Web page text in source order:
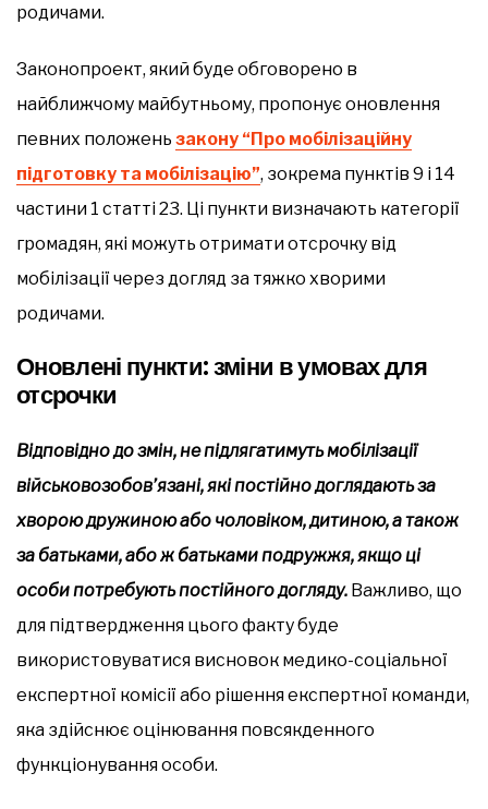
родичами.
Законопроект, який буде обговорено в
найближчому майбутньому, пропонує оновлення
певних положень закону “Про мобілізаційну
підготовку та мобілізацію”, зокрема пунктів 9 і 14
частини 1 статті 23. Ці пункти визначають категорії
громадян, які можуть отримати отсрочку від
мобілізації через догляд за тяжко хворими
родичами.
Оновлені пункти: зміни в умовах для
отсрочки
Відповідно до змін, не підлягатимуть мобілізації
військовозобов’язані, які постійно доглядають за
хворою дружиною або чоловіком, дитиною, а також
за батьками, або ж батьками подружжя, якщо ці
особи потребують постійного догляду. Важливо, що
для підтвердження цього факту буде
використовуватися висновок медико-соціальної
експертної комісії або рішення експертної команди,
яка здійснює оцінювання повсякденного
функціонування особи.